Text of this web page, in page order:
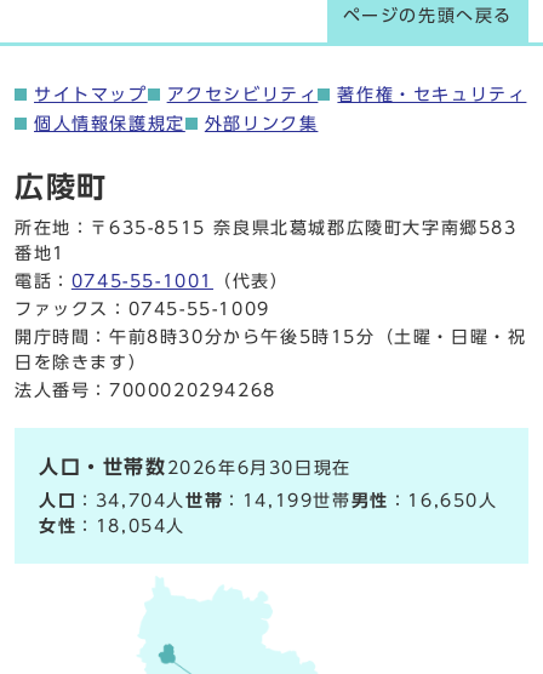
ページの先頭へ戻る
サイトマップ アクセシビリティ
著作権・セキュリティ
個人情報保護規定
外部リンク集
広陵町
所在地：〒635-8515 奈良県北葛城郡広陵町大字南郷583
番地1
電話： 0745-55-1001
（代表）
ファックス：0745-55-1009
開庁時間：午前8時30分から午後5時15分（土曜・日曜・祝
日を除きます）
法人番号：7000020294268
人口・世帯数 2026年6月30日現在
人口
：34,704人世帯 ：14,199世帯男性 ：16,650人
女性 ：18,054人